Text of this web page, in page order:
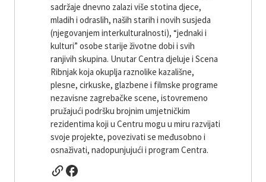
sadržaje dnevno zalazi više stotina djece,
mladih i odraslih, naših starih i novih susjeda
(njegovanjem interkulturalnosti), “jednaki i
kulturi” osobe starije životne dobi i svih
ranjivih skupina. Unutar Centra djeluje i Scena
Ribnjak koja okuplja raznolike kazališne,
plesne, cirkuske, glazbene i filmske programe
nezavisne zagrebačke scene, istovremeno
pružajući podršku brojnim umjetničkim
rezidentima koji u Centru mogu u miru razvijati
svoje projekte, povezivati ​​se međusobno i
osnaživati, nadopunjujući i program Centra.